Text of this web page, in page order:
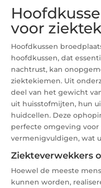
voor
Hoofdkussen
hoofdkussen, dat
nachtrust, kan
ziektekiemen. Uit
deel van het gewicht
uit huisstofmijten, hun
huidcellen. Deze
perfecte omgeving
vermenigvuldigen, wat
Ziekteverwekkers
Hoewel de meeste
kunnen worden,